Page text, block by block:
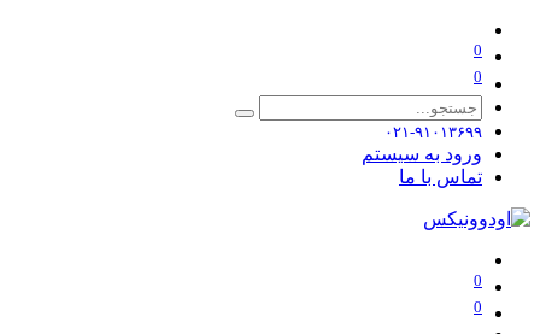
0
0
۰۲۱-۹۱۰۱۳۶۹۹
ورود به سیستم
تماس با ما
0
0